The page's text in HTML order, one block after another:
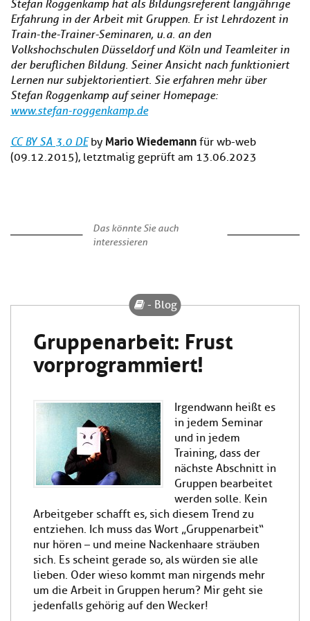
Stefan Roggenkamp hat als Bildungsreferent langjährige
Erfahrung in der Arbeit mit Gruppen. Er ist Lehrdozent in
Train-the-Trainer-Seminaren, u. a. an den
Volkshochschulen Düsseldorf und Köln und Teamleiter in
der beruflichen Bildung. Seiner Ansicht nach funktioniert
Lernen nur subjektorientiert. Sie erfahren mehr über
Stefan Roggenkamp auf seiner Homepage:
www.stefan-roggenkamp.de
CC BY SA 3.0 DE by Mario Wiedemann für wb-web
(09.12.2015), letztmalig geprüft am 13.06.2023
Das könnte Sie auch
interessieren
Gruppenarbeit: Frust
vorprogrammiert!
- Blog
Irgendwann heißt es
in jedem Seminar
und in jedem
Training, dass der
nächste Abschnitt in
Gruppen bearbeitet
werden solle. Kein
Arbeitgeber schafft es, sich diesem Trend zu
entziehen. Ich muss das Wort „Gruppenarbeit“
nur hören – und meine Nackenhaare sträuben
sich. Es scheint gerade so, als würden sie alle
lieben. Oder wieso kommt man nirgends mehr
um die Arbeit in Gruppen herum? Mir geht sie
jedenfalls gehörig auf den Wecker!